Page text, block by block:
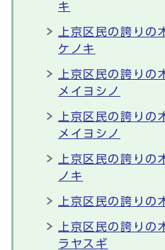
キ
上京区民の誇りの
ケノキ
上京区民の誇りの
メイヨシノ
上京区民の誇りの
メイヨシノ
上京区民の誇りの
ノキ
上京区民の誇りの
上京区民の誇りの
ラヤスギ